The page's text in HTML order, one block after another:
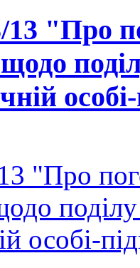
"Про
"Про
особі-